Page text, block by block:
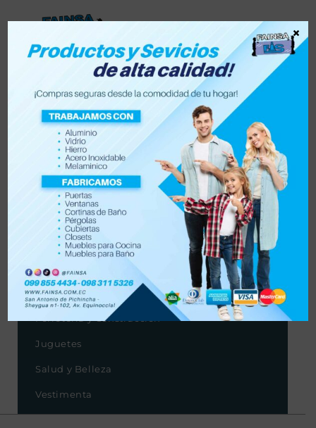
Lista de deseos
0
Tienda
Accesorios para vehículo y moto
Accesorios de hogar
Electrónica
Ferretería y Construcción
Juguetes
Salud y Belleza
Vestimenta
×